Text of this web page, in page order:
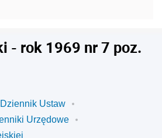
- rok 1969 nr 7 poz.
Dziennik Ustaw
Urzędowe